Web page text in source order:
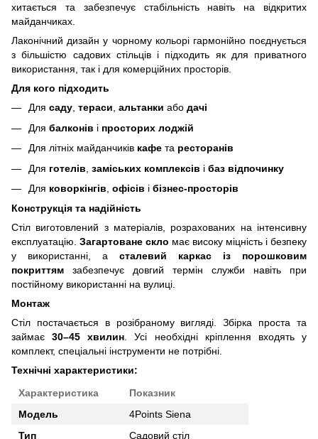
хитається та забезпечує стабільність навіть на відкритих
майданчиках.
Лаконічний дизайн у чорному кольорі гармонійно поєднується
з більшістю садових стільців і підходить як для приватного
використання, так і для комерційних просторів.
Для кого підходить
Для саду, тераси, альтанки або дачі
Для балконів і просторих лоджій
Для літніх майданчиків кафе та ресторанів
Для готелів заміських комплексів і баз відпочинку
Для коворкінгів офісів і бізнес-просторів
Конструкція та надійність
Стіл виготовлений з матеріалів, розрахованих на інтенсивну
експлуатацію. Загартоване скло має високу міцність і безпеку
у використанні, а сталевий каркас із порошковим
покриттям забезпечує довгий термін служби навіть при
постійному використанні на вулиці.
Монтаж
Стіл постачається в розібраному вигляді. Збірка проста та
займає30–45 хвилин. Усі необхідні кріплення входять у
комплект, спеціальні інструменти не потрібні.
Технічні характеристики:
Характеристика
Показник
Модель
4Points Siena
Тип
Садовий стіл